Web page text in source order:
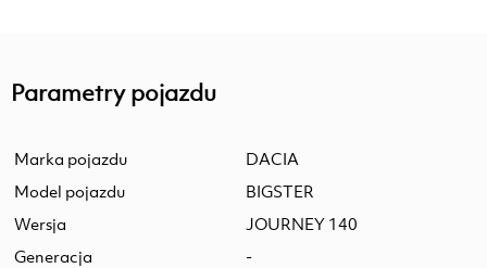
Parametry pojazdu
Marka pojazdu
DACIA
Model pojazdu
BIGSTER
Wersja
JOURNEY 140
Generacja
-